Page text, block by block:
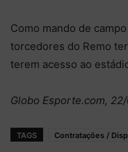
Como mando de
torcedores do Remo
terem acesso ao
Globo Esporte.com,
TAGS Contratações /